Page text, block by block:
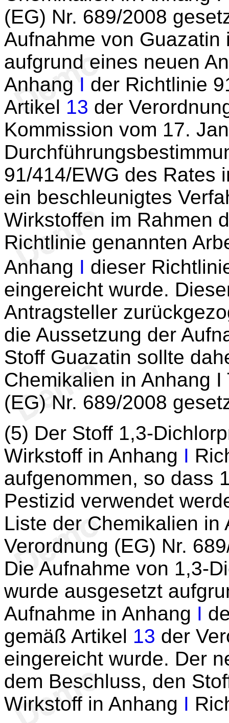
(EG) Nr. 689/2008
Aufnahme von
aufgrund eines neuen
Anhang I der Richtlinie
Artikel 13 der
Kommission vom 17.
91/414/EWG des Rates
ein beschleunigtes
Wirkstoffen im Rahmen
Richtlinie genannten
Anhang I dieser
eingereicht wurde.
Antragsteller
die Aussetzung der
Stoff Guazatin sollte
Chemikalien in Anhang
(EG) Nr. 689/2008
(5) Der Stoff 1,3-
Wirkstoff in Anhang I
aufgenommen, so dass
Pestizid verwendet
Liste der Chemikalien in
Verordnung (EG) Nr.
Die Aufnahme von 1,3-
wurde ausgesetzt
Aufnahme in Anhang I
gemäß Artikel 13 der
eingereicht wurde. Der
dem Beschluss, den
Wirkstoff in Anhang I